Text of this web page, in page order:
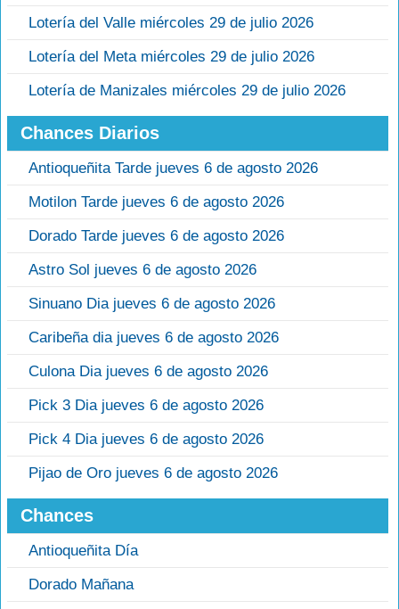
Lotería del Valle miércoles 29 de julio 2026
Lotería del Meta miércoles 29 de julio 2026
Lotería de Manizales miércoles 29 de julio 2026
Chances Diarios
Antioqueñita Tarde jueves 6 de agosto 2026
Motilon Tarde jueves 6 de agosto 2026
Dorado Tarde jueves 6 de agosto 2026
Astro Sol jueves 6 de agosto 2026
Sinuano Dia jueves 6 de agosto 2026
Caribeña dia jueves 6 de agosto 2026
Culona Dia jueves 6 de agosto 2026
Pick 3 Dia jueves 6 de agosto 2026
Pick 4 Dia jueves 6 de agosto 2026
Pijao de Oro jueves 6 de agosto 2026
Chances
Antioqueñita Día
Dorado Mañana